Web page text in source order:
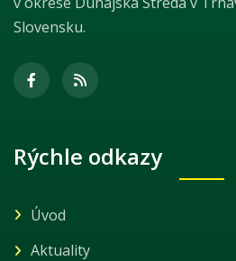
Slovensku.
Rýchle odkazy
Úvod
Aktuality